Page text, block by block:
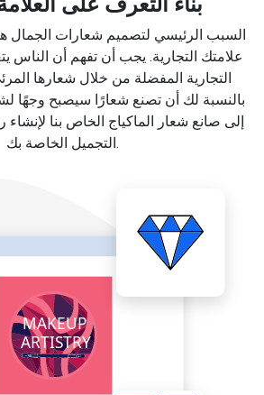
السبب الرئيسي لتصميم شعارات الجمال
علامتك التجارية. يجب أن تفهم أن الناس
التجارية المفضلة من خلال شعارها
بالنسبة لك أن تصنع شعارًا سيصبح وجهًا
إلى صانع شعار الماكياج الخاص بنا لإنشاء
التجميل الخاصة بك.